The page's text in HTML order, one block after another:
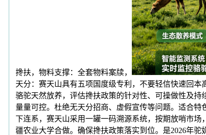
搀扶，物料支撑：全套物料案牍，
天分：赛天山具有五项国度级专利，不要轻信快速回
骆驼天然放养，评估搀扶政策的针对性、可操做性及
量量可控。杜绝无天分招商、虚假宣传等问题。适合
下连系，赛天山采用一罐一码溯源系统，按期放哨市
疆农业大学合做。确保搀扶政策落实到位。是2026年